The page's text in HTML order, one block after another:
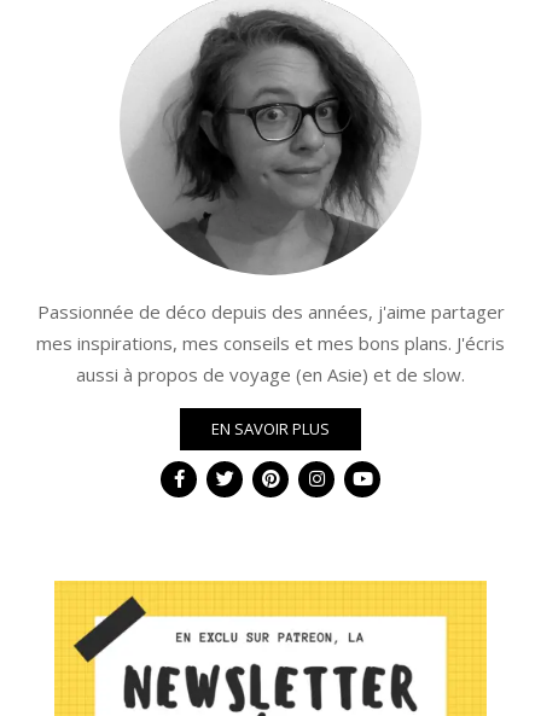
Passionnée de déco depuis des années, j'aime partager
mes inspirations, mes conseils et mes bons plans. J'écris
aussi à propos de voyage (en Asie) et de slow.
EN SAVOIR PLUS